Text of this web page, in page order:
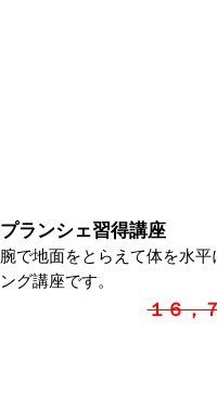
プランシェ習得講座
腕で地面をとらえて体を水
ング講座です。
１６，